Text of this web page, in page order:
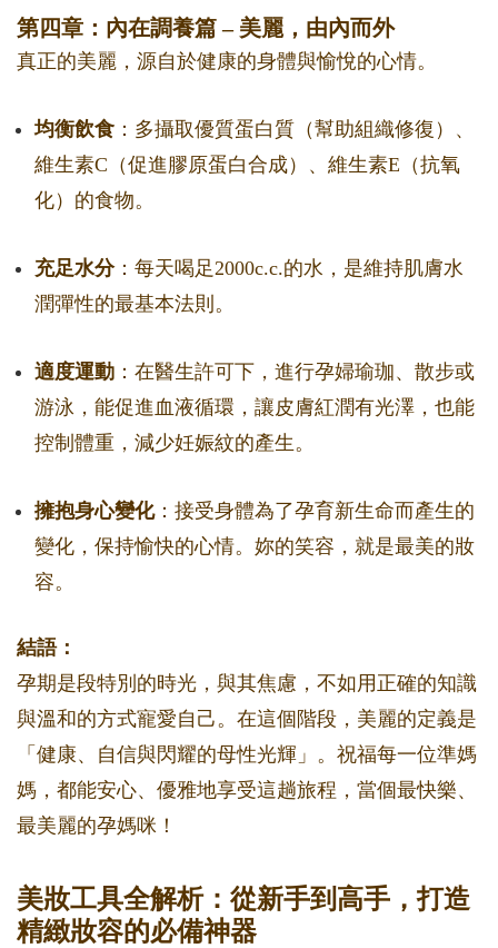
第四章：內在調養篇 – 美麗，由內而外
真正的美麗，源自於健康的身體與愉悅的心情。
均衡飲食 ：多攝取優質蛋白質（幫助組織修復）、
維生素C（促進膠原蛋白合成）、維生素E（抗氧
化）的食物。
充足水分：每天喝足2000c.c.的水，是維持肌膚水
潤彈性的最基本法則。
適度運動 ：在醫生許可下，進行孕婦瑜珈、散步或
游泳，能促進血液循環，讓皮膚紅潤有光澤，也能
控制體重，減少妊娠紋的產生。
擁抱身心變化：接受身體為了孕育新生命而產生的
變化，保持愉快的心情。妳的笑容，就是最美的妝
容。
結語：
孕期是段特別的時光，與其焦慮，不如用正確的知識
與溫和的方式寵愛自己。在這個階段，美麗的定義是
「健康、自信與閃耀的母性光輝」。祝福每一位準媽
媽，都能安心、優雅地享受這趟旅程，當個最快樂、
最美麗的孕媽咪！
美妝工具全解析：從新手到高手，打造
精緻妝容的必備神器